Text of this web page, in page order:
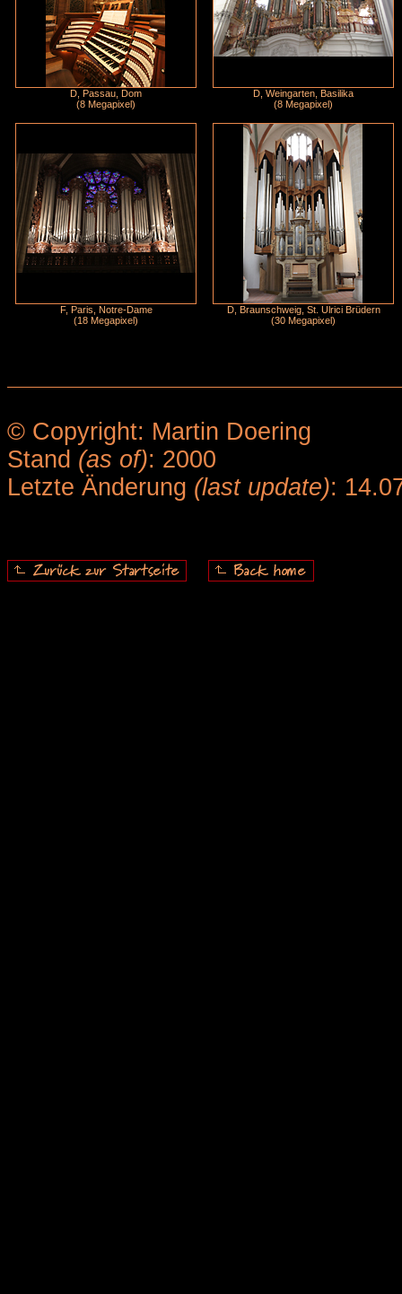
D, Passau, Dom
(8 Megapixel)
D, Weingarten, Basilika
(8 Megapixel)
F, Paris, Notre-Dame
(18 Megapixel)
D, Braunschweig, St. Ulrici Brüdern
(30 Megapixel)
© Copyright: Martin Doering
Stand (as of): 2000
Letzte Änderung (last update):